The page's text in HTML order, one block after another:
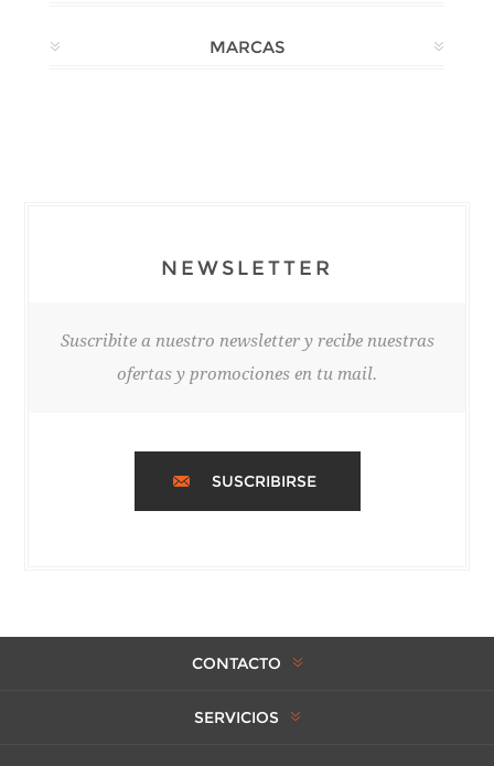
MARCAS
NEWSLETTER
Suscribite a nuestro newsletter y recibe nuestras
ofertas y promociones en tu mail.
SUSCRIBIRSE
CONTACTO
SERVICIOS